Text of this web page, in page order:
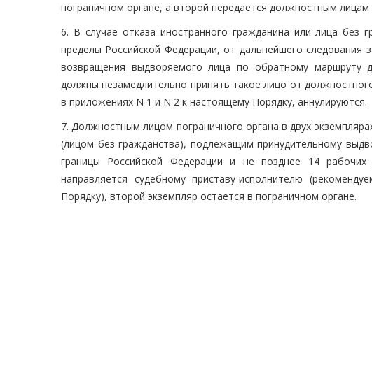
пограничном органе, а второй передается должностным
6. В случае отказа иностранного гражданина или лица без
пределы Российской Федерации, от дальнейшего следования
возвращения выдворяемого лица по обратному маршруту
должны незамедлительно принять такое лицо от
в приложениях N 1 и N 2 к настоящему Порядку, аннулируются.
7. Должностным лицом пограничного органа в двух
(лицом без гражданства), подлежащим принудительному
границы Российской Федерации и не позднее 14
направляется судебному приставу-исполнителю
Порядку), второй экземпляр остается в пограничном органе.